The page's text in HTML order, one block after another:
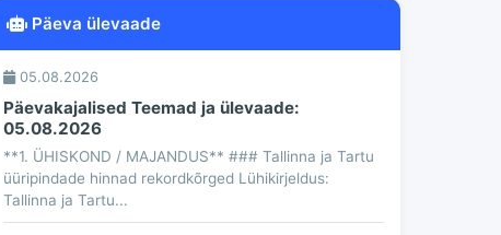
Päeva ülevaade
05.08.2026
Päevakajalised Teemad ja ülevaade:
05.08.2026
**1. ÜHISKOND / MAJANDUS** ### Tallinna ja Tartu
üüripindade hinnad rekordkõrged Lühikirjeldus:
Tallinna ja Tartu...